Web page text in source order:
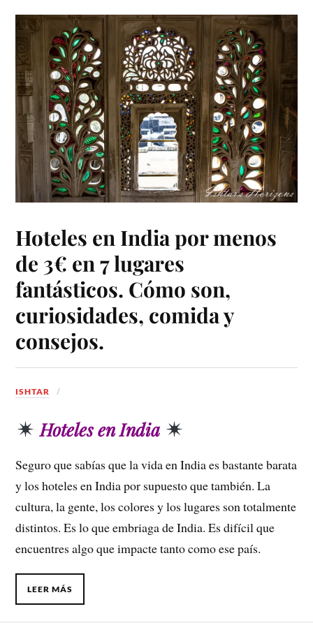
Hoteles en India por menos
de 3€ en 7 lugares
fantásticos. Cómo son,
curiosidades, comida y
consejos.
ISHTAR
Hoteles en India
Seguro que sabías que la vida en India es bastante barata
y los hoteles en India por supuesto que también. La
cultura, la gente, los colores y los lugares son totalmente
distintos. Es lo que embriaga de India. Es difícil que
encuentres algo que impacte tanto como ese país.
LEER MÁS